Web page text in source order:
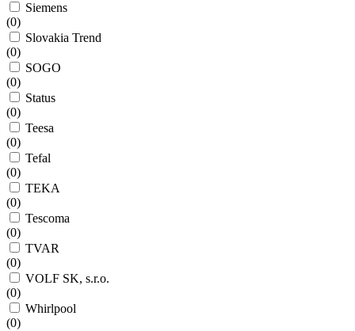
Siemens
(0)
Slovakia Trend
(0)
SOGO
(0)
Status
(0)
Teesa
(0)
Tefal
(0)
TEKA
(0)
Tescoma
(0)
TVAR
(0)
VOLF SK, s.r.o.
(0)
Whirlpool
(0)